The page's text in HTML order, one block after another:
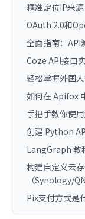
精准定位IP来
OAuth 2.0和
全面指南：API
Coze API接口
轻松掌握外国
如何在 Apifox
手把手教你使
创建 Python
LangGraph 教
构建自定义云
（Synology/
Pix支付方式是